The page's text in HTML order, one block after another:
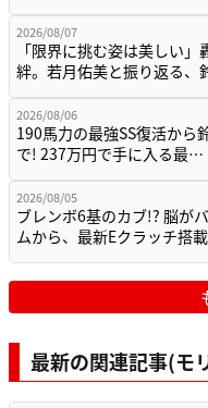
2026/08/07
「限界に挑む姿は美しい
絆。若月佑美と振り返る
2026/08/06
190馬力の最強SS復活から
で! 237万円で手に入る最…
2026/08/05
ブレンボ6基のカブ!? 脳が
ムから、最新Eクラッチ搭
最新の関連記事(モ